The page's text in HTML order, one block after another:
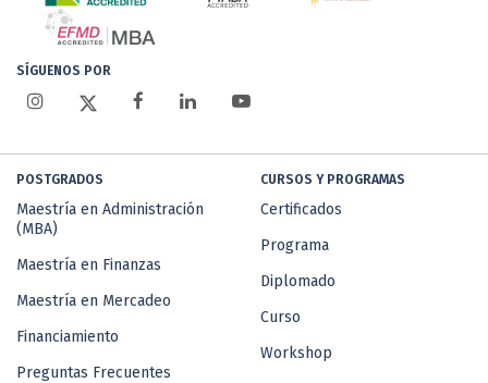
SÍGUENOS POR
POSTGRADOS
Maestría en Administración
(MBA)
Maestría en Finanzas
Maestría en Mercadeo
Financiamiento
Preguntas Frecuentes
CURSOS Y PROGRAMAS
Certificados
Programa
Diplomado
Curso
Workshop